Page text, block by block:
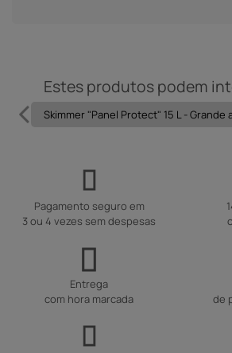
Estes produtos podem
Skimmer "Panel Protect" 15 L - Grande
Pagamento seguro em
3 ou 4 vezes sem despesas
Entrega
com hora marcada
de